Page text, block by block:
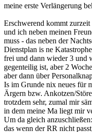
meine erste Verlängerung
Erschwerend kommt
und ich neben meinen
muss - das neben der
Dienstplan is ne
frei und dann wieder 3 und
gegenteilig ist, aber 2
aber dann über
Is im Grunde nix neues für
Ärgern bzw. Ankotzen/
trotzdem sehr, zumal mir
in dem meine Ma liegt mir
Um da gleich
das wenn der RR nicht